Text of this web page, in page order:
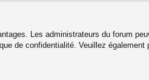
Les administrateurs du forum
de confidentialité. Veuillez